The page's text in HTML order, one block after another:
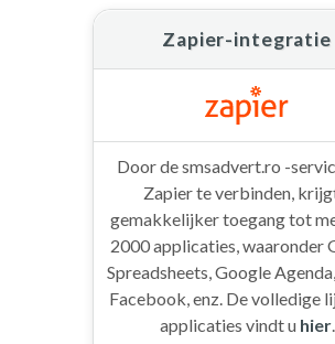
Zapier-integratie
Door de smsadvert.ro -
Zapier te verbinden,
gemakkelijker toegang tot
2000 applicaties, waaronder
Spreadsheets, Google
Facebook, enz. De volledige
applicaties vindt u hier.